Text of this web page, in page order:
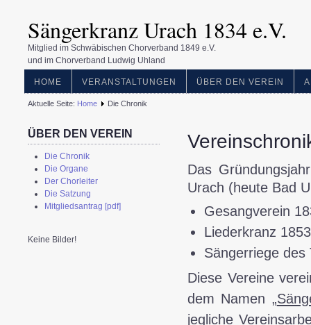
Sängerkranz Urach 1834 e.V.
Mitglied im Schwäbischen Chorverband 1849 e.V.
und im Chorverband Ludwig Uhland
HOME VERANSTALTUNGEN ÜBER DEN VEREIN
Aktuelle Seite: Home Die Chronik
ÜBER DEN VEREIN
Die Chronik
Die Organe
Der Chorleiter
Die Satzung
Mitgliedsantrag [pdf]
Keine Bilder!
Das
Urach (heute Bad
Gesangverein
Liederkranz 1853
Sängerriege des
Diese Vereine
dem Namen „
jegliche